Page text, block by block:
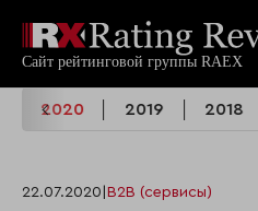
2020 2019 2018
22.07.2020 B2B (сервисы)